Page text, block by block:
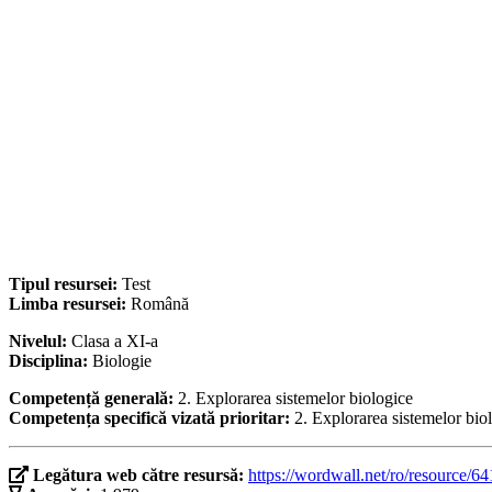
Tipul resursei: Test
Limba resursei: Română
Nivelul: Clasa a XI-a
Disciplina: Biologie
Competență generală: 2. Explorarea sistemelor biologice
Competența specifică vizată prioritar: 2. Explorarea sistemelor
Legătura web către resursă: https://wordwall.net/ro/resource/